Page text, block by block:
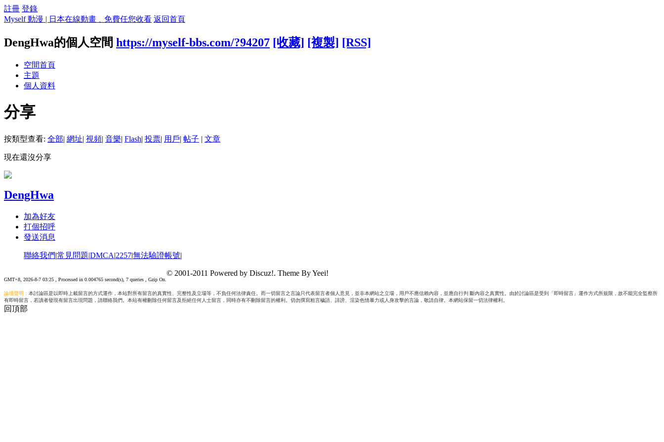
註冊 登錄
Myself 動漫 | 日本在線動畫﹑免費任您收看 返回首頁
DengHwa的個人空間 https://myself-bbs.com/?94207 [收藏] [複製] [RSS]
空間首頁
主題
個人資料
分享
按類型查看: 全部| 網址| 視頻| 音樂| Flash| 投票| 用戶| 帖子 | 文章
現在還沒分享
DengHwa
加為好友
打個招呼
發送消息
聯絡我們|常見問題|DMCA|2257|無法驗證帳號|
GMT+8, 2026-8-7 03:25 , Processed in 0.004765 second(s), 7 queries , Gzip On.
© 2001-2011 Powered by Discuz!. Theme By Yeei!
論壇聲明： 本討論區是以即時上載留言的方式運作，本站對所有留言的真實性、完整性及立場等，不負任何法律責任。而一切留言之言論只代表留言者個人意見，並非本網站之立場，用戶不應信賴內容，並應自行判 斷內容之真實性。由於討論區是受到「即時留言」運作方式所規限，故不能完全監察所
有即時留言，若讀者發現有留言出現問題，請聯絡我們。本站有權刪除任何留言及拒絕任何人士留言，同時亦有不刪除留言的權利。切勿撰寫粗言穢語、誹謗、渲染色情暴力或人身攻擊的言論，敬請自律。本網站保留一切法律權利。
回頂部